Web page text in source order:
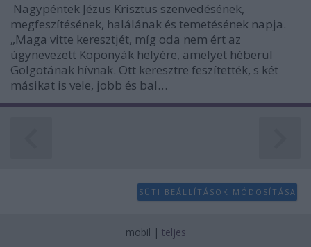
Nagypéntek Jézus Krisztus szenvedésének,
megfeszítésének, halálának és temetésének napja.
„Maga vitte keresztjét, míg oda nem ért az
úgynevezett Koponyák helyére, amelyet héberül
Golgotának hívnak. Ott keresztre feszítették, s két
másikat is vele, jobb és bal…
SÜTI BEÁLLÍTÁSOK MÓDOSÍTÁSA
mobil | teljes